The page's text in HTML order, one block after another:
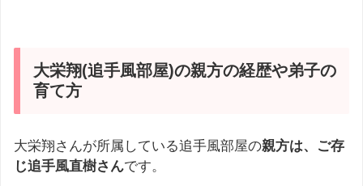
大栄翔(追手風部屋)の親方の経歴や弟子の
育て方
大栄翔さんが所属している追手風部屋の親方は、ご存
じ追手風直樹さんです。